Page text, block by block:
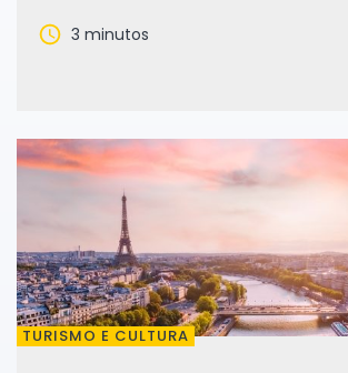
3 minutos
TURISMO E CULTURA